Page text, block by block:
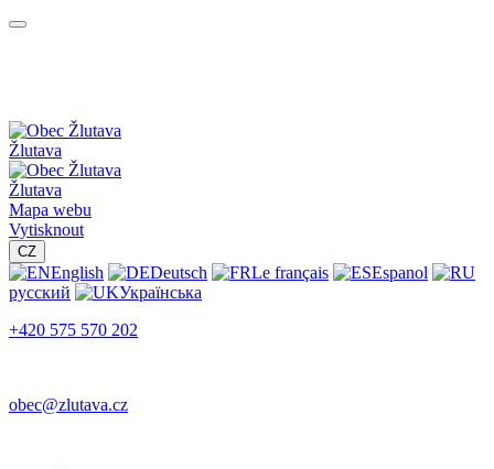
Žlutava
Žlutava
Mapa webu
Vytisknout
CZ
English Deutsch Le français
Espanol
русский
Українська
+420 575 570 202
obec@zlutava.cz